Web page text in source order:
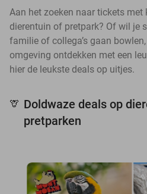
Aan het zoeken naar tickets
dierentuin of pretpark? Of wil je
familie of collega’s gaan
omgeving ontdekken met een
hier de leukste deals op uitjes.
🦒 Doldwaze deals op
pretparken